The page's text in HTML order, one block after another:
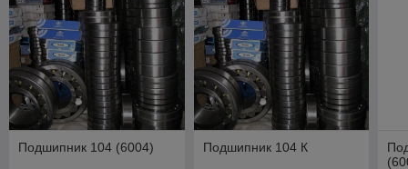
Подшипник 104 (6004) Подшипник 104 К